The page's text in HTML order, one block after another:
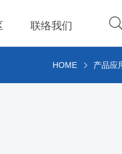
联络我们
HOME 产品应